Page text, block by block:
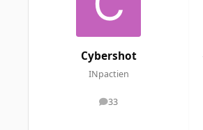
Cybershot
INpactien
33
messages